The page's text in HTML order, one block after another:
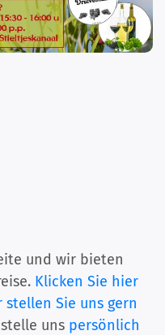
und wir bieten
Klicken Sie hier
Sie uns gern
uns persönlich